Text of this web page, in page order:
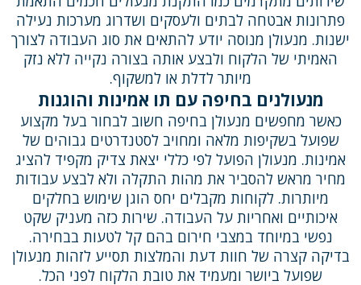
פתרונות אבטחה לבתים ולעסקים ושדרוג מערכות נעילה
ישנות. מנעולן מנוסה יודע להתאים את סוג העבודה לצורך
האמיתי של הלקוח ולבצע אותה בצורה נקייה ללא נזק
מיותר לדלת או למשקוף.
מנעולנים בחיפה עם תו אמינות והוגנות
כאשר מחפשים מנעולן בחיפה חשוב לבחור בעל מקצוע
שפועל בשקיפות מלאה ומחויב לסטנדרטים גבוהים של
אמינות. מנעולן הפועל לפי כללי יצאת צדיק מקפיד להציג
מחיר מראש להסביר את מהות התקלה ולא לבצע עבודות
מיותרות. לקוחות מקבלים יחס הוגן שימוש בחלקים
איכותיים ואחריות על העבודה. שירות כזה מעניק שקט
נפשי במיוחד במצבי חירום בהם קל לטעות בבחירה.
בדיקה קצרה של חוות דעת והמלצות תסייע לזהות מנעולן
שפועל ביושר ומעמיד את טובת הלקוח לפני הכל.